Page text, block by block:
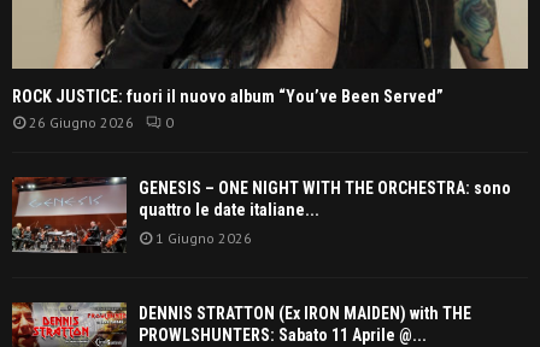
ROCK JUSTICE: fuori il nuovo album “You’ve Been Served”
26 Giugno 2026 0
GENESIS – ONE NIGHT WITH THE ORCHESTRA: sono
quattro le date italiane...
1 Giugno 2026
DENNIS STRATTON (Ex IRON MAIDEN) with THE
PROWLSHUNTERS: Sabato 11 Aprile @...